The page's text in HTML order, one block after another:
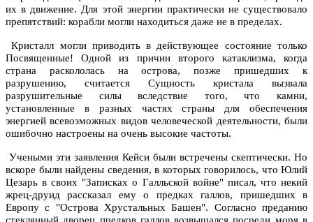
их в движение. Для этой энергии практически не существовало
препятствий: корабли могли находиться даже не в пределах.
Кристалл могли приводить в действующее состояние только
Посвященные! Одной из причин второго катаклизма, когда
страна раскололась на острова, позже пришедших к
разрушению, считается Сущность кристала вызвала
разрушительные силы вследствие того, что камни,
установленные в разных частях страны для обеспечения
энергией всевозможных видов человеческой деятельности, были
ошибочно настроены на очень высокие частоты.
Учеными эти заявления Кейси были встречены скептически. Но
вскоре были найдены сведения, в которых говорилось, что Юлий
Цезарь в своих "Записках о Галльской войне" писал, что некий
жрец-друид рассказал ему о предках галлов, пришедших в
Европу с "Острова Хрустальных Башен". Согласно преданию
стеклянный дворец предков галлов возвышался посреди моря в